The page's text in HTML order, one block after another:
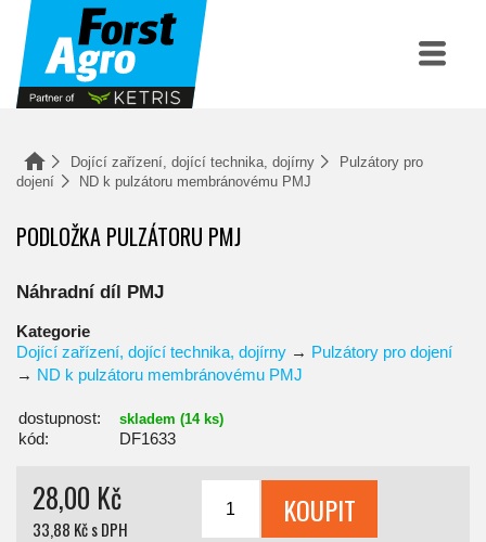
Dojící zařízení, dojící technika, dojírny
Pulzátory pro
dojení
ND k pulzátoru membránovému PMJ
PODLOŽKA PULZÁTORU PMJ
Náhradní díl PMJ
Kategorie
Dojící zařízení, dojící technika, dojírny → Pulzátory pro dojení
→ ND k pulzátoru membránovému PMJ
dostupnost: skladem (14 ks)
kód: DF1633
28,00 Kč
33,88 Kč s DPH